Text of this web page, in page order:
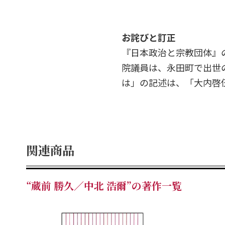
お詫びと訂正
『日本政治と宗教団体
院議員は、永田町で出
は」の記述は、「大内
関連商品
“蔵前 勝久／中北 浩爾”の著作一覧